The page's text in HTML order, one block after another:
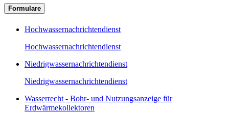
Formulare
Hochwassernachrichtendienst
Hochwassernachrichtendienst
Niedrigwassernachrichtendienst
Niedrigwassernachrichtendienst
Wasserrecht - Bohr- und Nutzungsanzeige für
Erdwärmekollektoren